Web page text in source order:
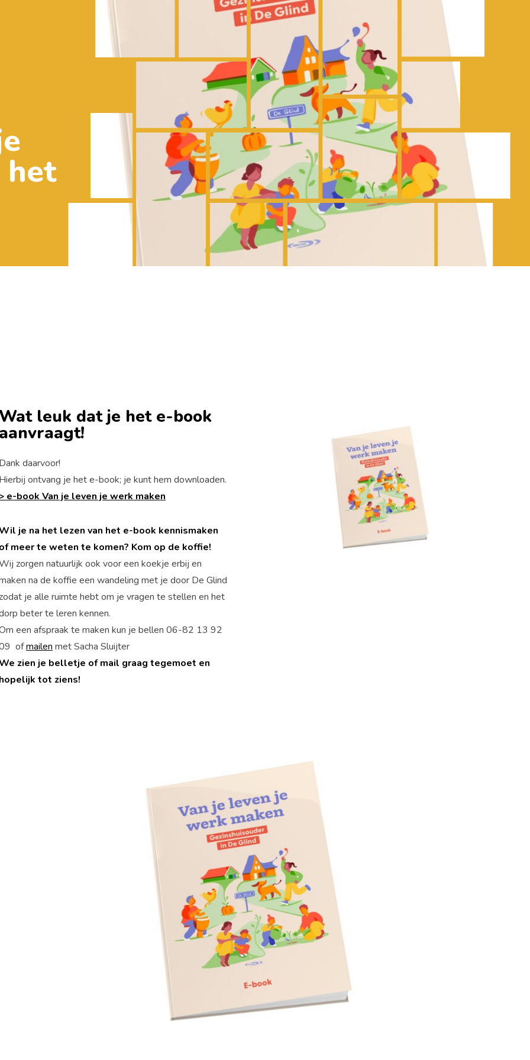
De Glind Help ons mogelijk maken
het
Wat leuk dat je het e-book
aanvraagt!
Dank daarvoor!
Hierbij ontvang je het e-book; je kunt hem downloaden.
e-book Van je leven je werk maken
je na het lezen van het e-book kennismaken
of meer te weten te komen? Kom op de koffie!
zorgen natuurlijk ook voor een koekje erbij en
na de koffie een wandeling met je door De Glind
je alle ruimte hebt om je vragen te stellen en het
beter te leren kennen.
een afspraak te maken kun je bellen 06-82 13 92
ofmailen met Sacha Sluijter
zien je belletje of mail graag tegemoet en
hopelijk tot ziens!